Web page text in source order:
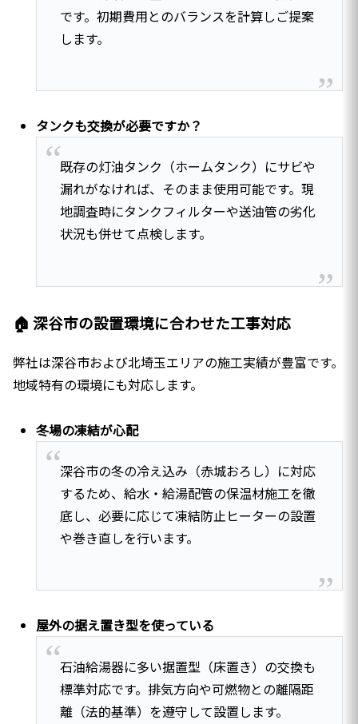
です。初期費用とのバランスを計算しご提案
します。
タンクも交換が必要ですか？
既存の灯油タンク（ホームタンク）にサビや
漏れがなければ、そのまま使用可能です。現
地調査時にタンクフィルターや送油管の劣化
状況も併せて点検します。
🏠 深谷市の設置環境に合わせた工事対応
弊社は深谷市および北埼玉エリアの施工実績が豊富です。
地域特有の環境にも対応します。
冬場の凍結が心配
深谷市の冬の冷え込み（赤城おろし）に対応
するため、給水・給湯配管の保温材施工を徹
底し、必要に応じて凍結防止ヒーターの設置
や巻き直しを行います。
屋外の据え置き型を使っている
石油給湯器に多い据置型（床置き）の交換も
標準対応です。排気方向や可燃物との離隔距
離（法的基準）を遵守して設置します。